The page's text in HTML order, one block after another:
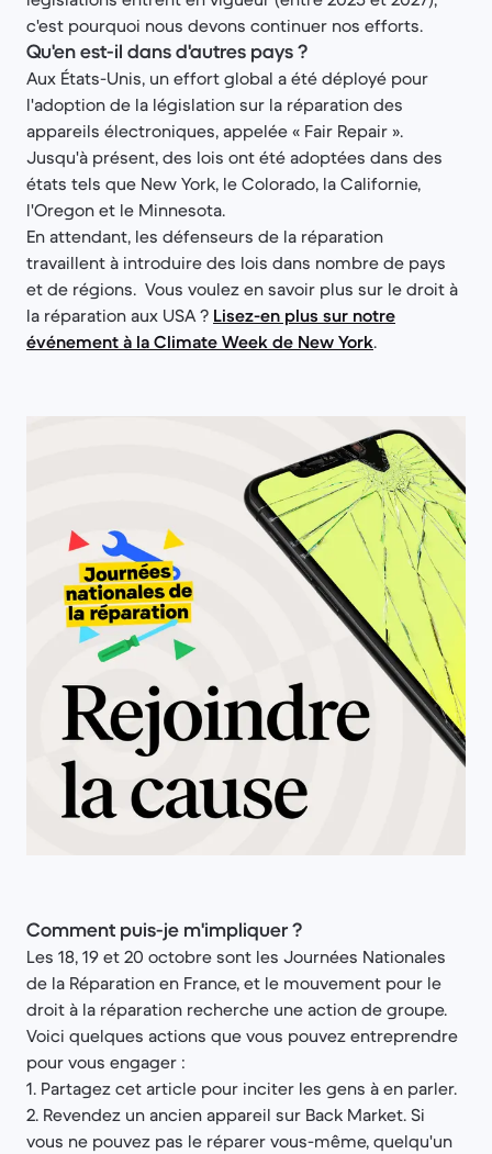
c'est pourquoi nous devons continuer nos efforts.
Qu'en est-il dans d'autres pays ?
Aux États-Unis, un effort global a été déployé pour
l'adoption de la législation sur la réparation des
appareils électroniques, appelée « Fair Repair ».
Jusqu'à présent, des lois ont été adoptées dans des
états tels que New York, le Colorado, la Californie,
l'Oregon et le Minnesota.
En attendant, les défenseurs de la réparation
travaillent à introduire des lois dans nombre de pays
et de régions. Vous voulez en savoir plus sur le droit à
la réparation aux USA ? Lisez-en plus sur notre
événement à la Climate Week de New York.
Comment puis-je m'impliquer ?
Les 18, 19 et 20 octobre sont les Journées Nationales
de la Réparation en France, et le mouvement pour le
droit à la réparation recherche une action de groupe.
Voici quelques actions que vous pouvez entreprendre
pour vous engager :
1. Partagez cet article pour inciter les gens à en parler.
2. Revendez un ancien appareil sur Back Market. Si
vous ne pouvez pas le réparer vous-même, quelqu'un